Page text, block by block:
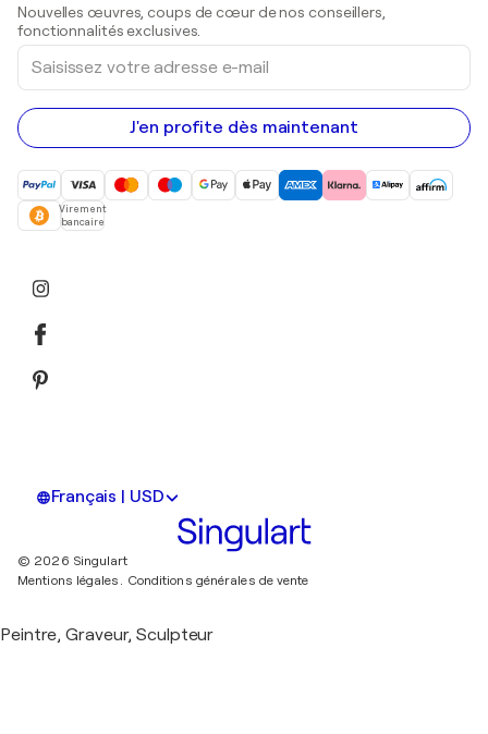
Peintures acryliques
Nouvelles œuvres, coups de cœur de nos conseillers,
fonctionnalités exclusives.
Saisissez
votre
adresse
e-
mail
J'en profite dès maintenant
Virement
bancaire
Français | USD
© 2026 Singulart
Mentions légales. Conditions générales de vente
Peintre, Graveur, Sculpteur